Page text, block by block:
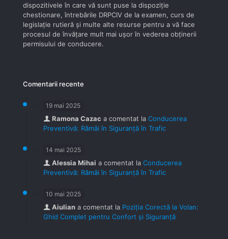
dispozitivele în care vă sunt puse la dispoziţie
chestionare, întrebările DRPCIV de la examen, curs de
legislaţie rutieră şi multe alte resurse pentru a vă face
procesul de învăţare mult mai uşor în vederea obţinerii
permisului de conducere.
Comentarii recente
19 mai 2025
Ramona Cazac a comentat la Conducerea
Preventivă: Rămâi în Siguranță în Trafic
14 mai 2025
Alessia Mihai a comentat la Conducerea
Preventivă: Rămâi în Siguranță în Trafic
10 mai 2025
Aiulian a comentat la Poziția Corectă la Volan:
Ghid Complet pentru Confort și Siguranță